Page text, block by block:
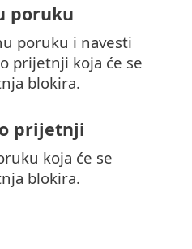
poruku
poruku i navesti
prijetnji koja će se
blokira.
prijetnji
koja će se
blokira.